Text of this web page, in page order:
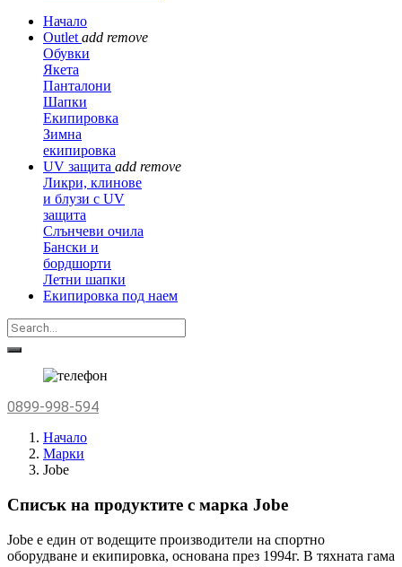
Начало
Outlet add remove
Обувки
Якета
Панталони
Шапки
Екипировка
Зимна
екипировка
UV защита add remove
Ликри, клинове
и блузи с UV
защита
Слънчеви очила
Бански и
бордшорти
Летни шапки
Екипировка под наем
0899-998-594
Начало
Марки
Jobe
Списък на продуктите с марка Jobe
Jobe е един от водещите производители на спортно
оборудване и екипировка, основана през 1994г. В тяхната гама